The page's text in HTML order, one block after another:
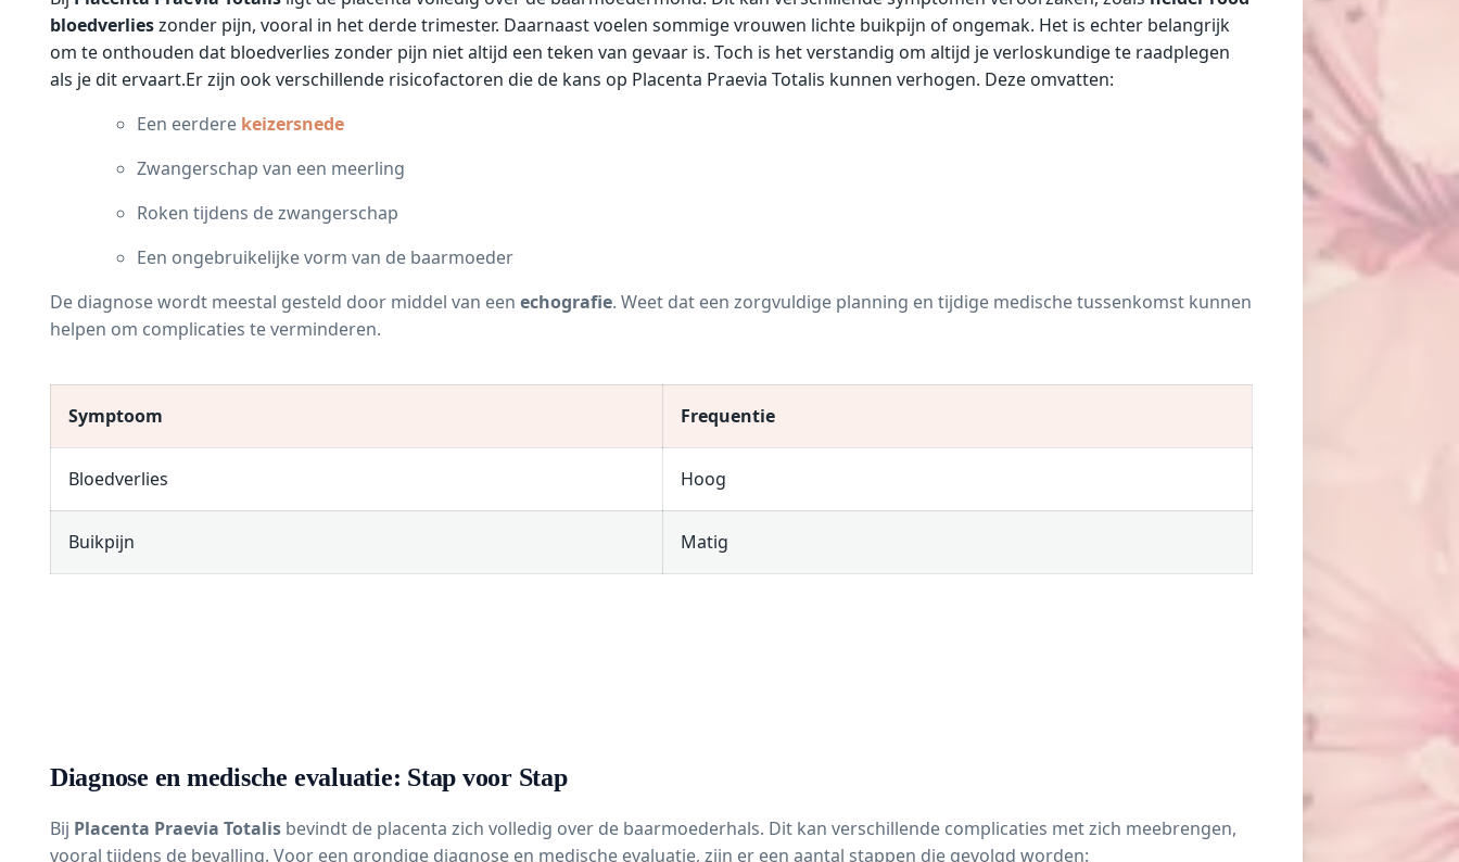
bloedverlieszonder pijn, vooral in het derde trimester. Daarnaast voelen sommige vrouwen lichte buikpijn of ongemak. Het is echter belangrijk
om te onthouden dat bloedverlies zonder pijn niet altijd een teken van gevaar is. Toch is het verstandig om altijd je verloskundige te raadplegen
als je dit ervaart.Er zijn ook verschillende risicofactoren die de kans op Placenta Praevia Totalis kunnen verhogen. Deze omvatten:
Een eerdere keizersnede
Zwangerschap van een meerling
Roken tijdens de zwangerschap
Een ongebruikelijke vorm van de baarmoeder
De diagnose wordt meestal gesteld door middel van een echografie. Weet dat een zorgvuldige planning en tijdige medische tussenkomst kunnen
helpen om complicaties te verminderen.
Symptoom Frequentie
Bloedverlies Hoog
Buikpijn Matig
Diagnose en medische evaluatie: Stap voor Stap
Bij Placenta Praevia Totalisbevindt de placenta zich volledig over de baarmoederhals. Dit kan verschillende complicaties met zich meebrengen,
vooral tijdens de bevalling. Voor een grondige diagnose en medische evaluatie, zijn er een aantal stappen die gevolgd worden: